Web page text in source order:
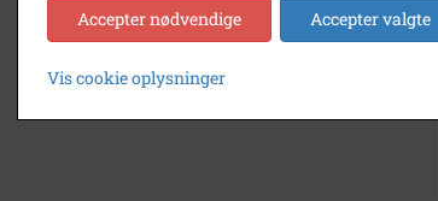
Accepter nødvendige Accepter valgte
Vis cookie oplysninger